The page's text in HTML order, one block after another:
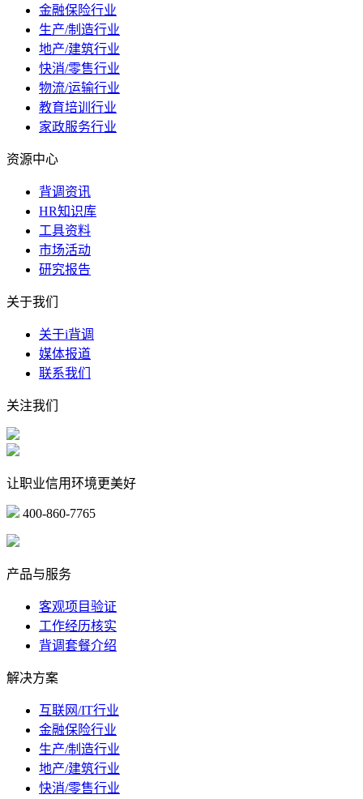
金融保险行业
生产/制造行业
地产/建筑行业
快消/零售行业
物流/运输行业
教育培训行业
家政服务行业
资源中心
背调资讯
HR知识库
工具资料
市场活动
研究报告
关于我们
关于i背调
媒体报道
联系我们
关注我们
让职业信用环境更美好
400-860-7765
产品与服务
客观项目验证
工作经历核实
背调套餐介绍
解决方案
互联网/IT行业
金融保险行业
生产/制造行业
地产/建筑行业
快消/零售行业